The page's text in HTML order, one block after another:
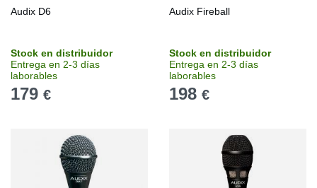
Audix D6
Stock en distribuidor
Entrega en 2-3 días
laborables
179 €
Audix Fireball
Stock en distribuidor
Entrega en 2-3 días
laborables
198 €